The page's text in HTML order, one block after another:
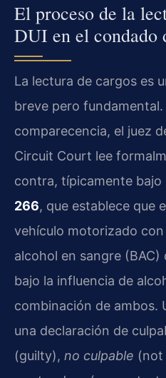
El proceso de la
DUI en el condado
La lectura de cargos es
breve pero
comparecencia, el juez
Circuit Court lee
contra, típicamente bajo
266, que establece que
vehículo motorizado
alcohol en sangre (BAC)
bajo la influencia de
combinación de ambos.
una declaración de
(guilty), no culpable (not